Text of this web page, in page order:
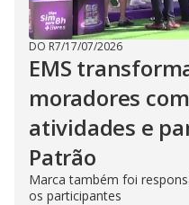
DO R7/17/07/2026
EMS
moradores
atividades e
Patrão
Marca também foi
os participantes